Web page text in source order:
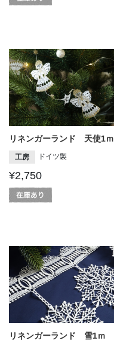
リネンガーランド 天使1ｍ
工房 ドイツ製
¥2,750
リネンガーランド 雪1ｍ